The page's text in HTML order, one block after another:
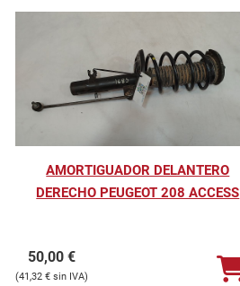
AMORTIGUADOR DELANTERO
DERECHO PEUGEOT 208 ACCESS
50,00 €
41,32 €